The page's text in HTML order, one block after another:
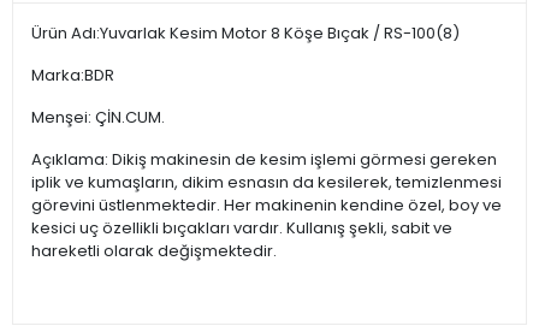
Ürün Adı:Yuvarlak Kesim Motor 8 Köşe Bıçak / RS-100(8)
Marka:BDR
Menşei: ÇİN.CUM.
Açıklama: Dikiş makinesin de kesim işlemi görmesi gereken
iplik ve kumaşların, dikim esnasın da kesilerek, temizlenmesi
görevini üstlenmektedir. Her makinenin kendine özel, boy ve
kesici uç özellikli bıçakları vardır. Kullanış şekli, sabit ve
hareketli olarak değişmektedir.